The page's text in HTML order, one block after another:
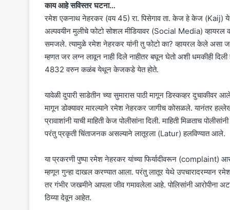
काय आहे सविस्तर घटना…
रमेश एकनाथ नेहरकर (वय 45) रा. पिसेगाव ता. केज हे केज (Kaij)
अल्पवयीन मुलीचे फोटो सोशल मीडियावर (Social Media) व्हायरल
समजले. त्यामुळे रमेश नेहरकर यांनी तु फोटो का? व्हायरल केले असा
म्हणत जर लग्न लावून नाही दिले नाहीतर बघून घेतो अशी धमकीही
4832 वरुन कळंब येथून केजकडे येत होते.
यावेळी दुपारी साडेतीन च्या सुमारास पाठी मागून डिस्कव्हर दुचाकीवर
मागून डोक्यावर मारल्याने रमेश नेहरकर जागीच कोसळले. यानंतर
प्रावाशांनी याची माहिती केज पोलीसांना दिली. माहिती मिळताच
परंतु प्रकृती चिंताजनक असल्याने लातूरला (Latur) हलविण्यात आले.
या प्रकरणी पुष्पा रमेश नेहरकर यांच्या फिर्यादीवरून (complaint)
म्हणून गुन्हा दाखल करण्यात आला. परंतु लातूर येथे उपचारादरम्यान
तर गंभीर जखमीने आपला जीव गमावलेला आहे. पोलिसांनी आरोपीना
ठिय्या देवून आहेत.